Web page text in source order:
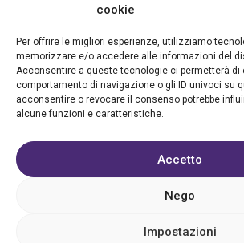
cookie
Per offrire le migliori esperienze, utilizziamo
memorizzare e/o accedere alle informazioni del
Acconsentire a queste tecnologie ci permetterà di
comportamento di navigazione o gli ID univoci su
acconsentire o revocare il consenso potrebbe
alcune funzioni e caratteristiche.
Accetto
Nego
Impostazioni
Nuovo utente?Crea un account
Condizioni